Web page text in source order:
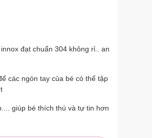
đạt chuẩn 304 không rỉ.. an
các ngón tay của bé có thể tập
giúp bé thích thú và tự tin hơn